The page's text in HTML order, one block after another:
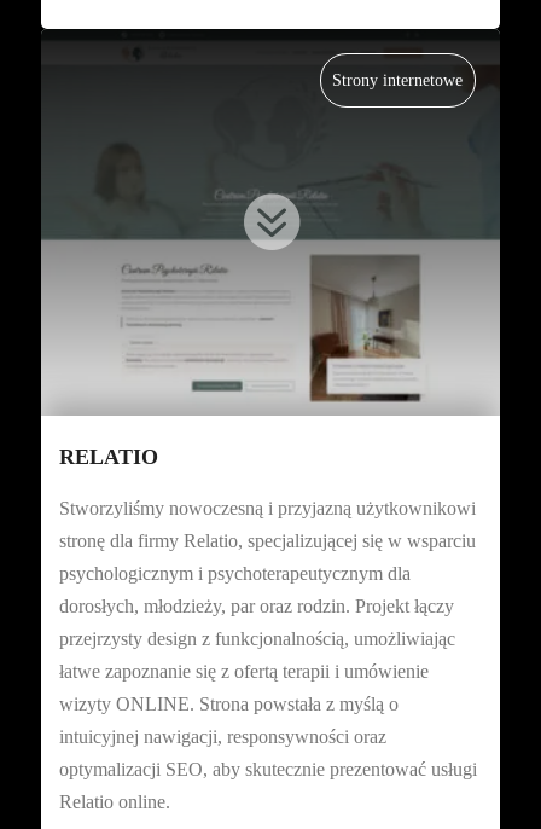
Strony internetowe

RELATIO
Stworzyliśmy nowoczesną i przyjazną użytkownikowi
stronę dla firmy Relatio, specjalizującej się w wsparciu
psychologicznym i psychoterapeutycznym dla
dorosłych, młodzieży, par oraz rodzin. Projekt łączy
przejrzysty design z funkcjonalnością, umożliwiając
łatwe zapoznanie się z ofertą terapii i umówienie
wizyty ONLINE. Strona powstała z myślą o
intuicyjnej nawigacji, responsywności oraz
optymalizacji SEO, aby skutecznie prezentować usługi
Relatio online.